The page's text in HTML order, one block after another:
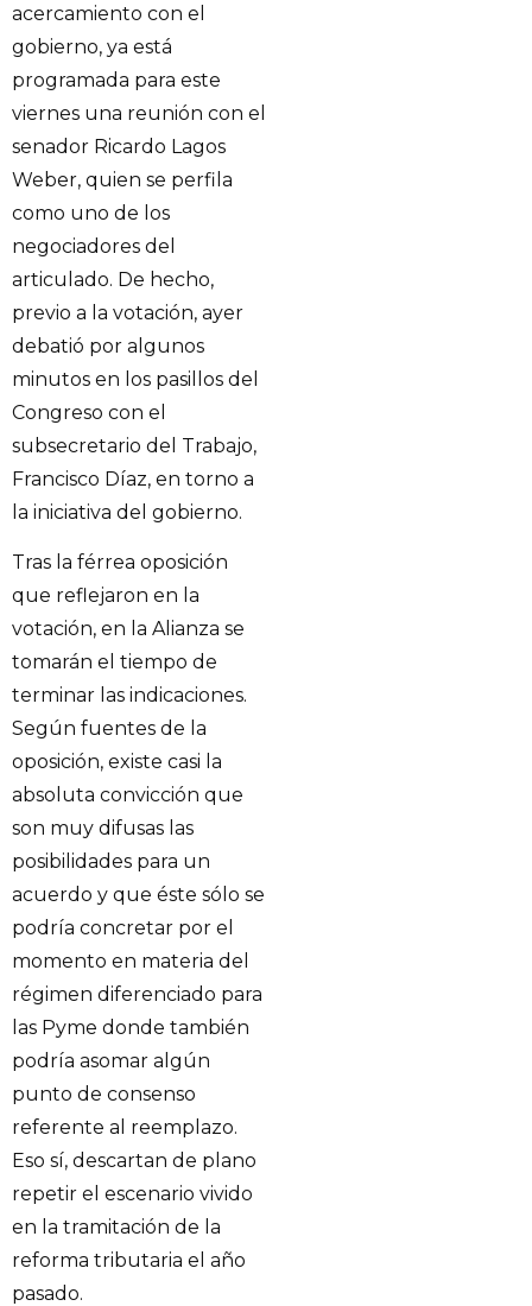
acercamiento con el
gobierno, ya está
programada para este
viernes una reunión con el
senador Ricardo Lagos
Weber, quien se perfila
como uno de los
negociadores del
articulado. De hecho,
previo a la votación, ayer
debatió por algunos
minutos en los pasillos del
Congreso con el
subsecretario del Trabajo,
Francisco Díaz, en torno a
la iniciativa del gobierno.
Tras la férrea oposición
que reflejaron en la
votación, en la Alianza se
tomarán el tiempo de
terminar las indicaciones.
Según fuentes de la
oposición, existe casi la
absoluta convicción que
son muy difusas las
posibilidades para un
acuerdo y que éste sólo se
podría concretar por el
momento en materia del
régimen diferenciado para
las Pyme donde también
podría asomar algún
punto de consenso
referente al reemplazo.
Eso sí, descartan de plano
repetir el escenario vivido
en la tramitación de la
reforma tributaria el año
pasado.